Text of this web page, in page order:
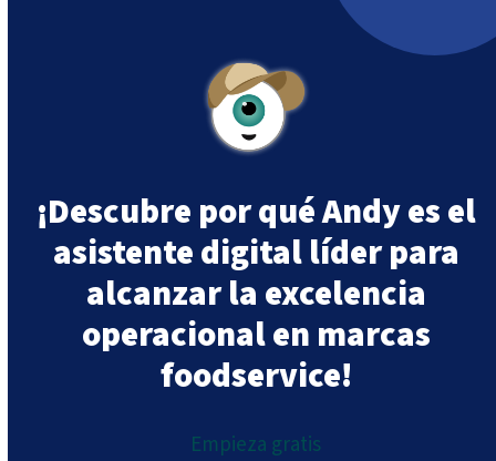
¡Descubre por qué Andy es el
asistente digital líder para
alcanzar la excelencia
operacional en marcas
foodservice!
Empieza gratis